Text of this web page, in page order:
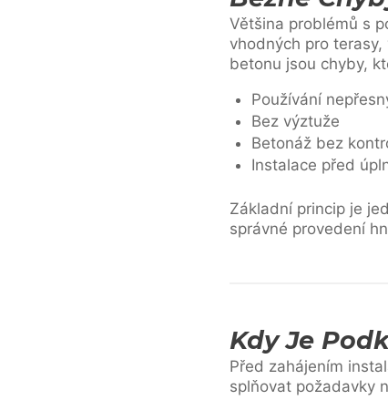
Většina problémů s
vhodných pro
betonu jsou chyby,
Používání
Bez výztuže
Betonáž bez
Instalace před
Základní princip je
správné provedení
Kdy Je
Před zahájením
splňovat požadavky